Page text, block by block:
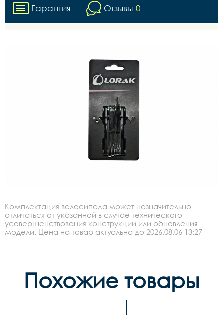
Гарантия Отзывы 0
Комплектация велосипеда может незначительно
отличаться от указанной в случае технического
усовершенствования конструкции или обновления
модели. Цена на товар актуальна до 2026.08.06 13:27
Похожие товары